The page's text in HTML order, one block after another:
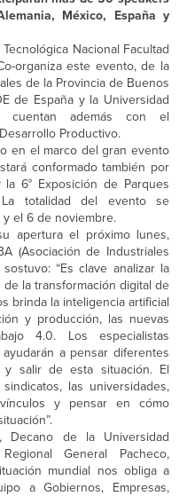
México, España y
Nacional Facultad
organiza este evento, de la
de la Provincia de Buenos
de España y la Universidad
cuentan además con el
Productivo.
en el marco del gran evento
conformado también por
6° Exposición de Parques
La totalidad del evento se
el 6 de noviembre.
apertura el próximo lunes,
(Asociación de Industriales
“Es clave analizar la
la transformación digital de
brinda la inteligencia artificial
y producción, las nuevas
4.0. Los especialistas
a pensar diferentes
y salir de esta situación. El
las universidades,
y pensar en cómo
de la Universidad
General Pacheco,
mundial nos obliga a
a Gobiernos, Empresas,